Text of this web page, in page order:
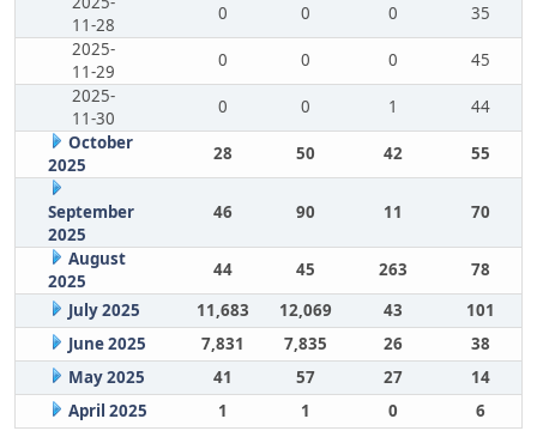
11-28
0 0 0
35
2025-
11-29
0 0 0
45
2025-
11-30
0 0 1
44
October
2025
28 50 42 55
September
2025
46 90 11 70
August
2025
44 45 263
78
July 2025
11,683 12,069 43
101
June 2025
7,831 7,835 26
38
May 2025
41 57 27
14
April 2025
1 1 0 6